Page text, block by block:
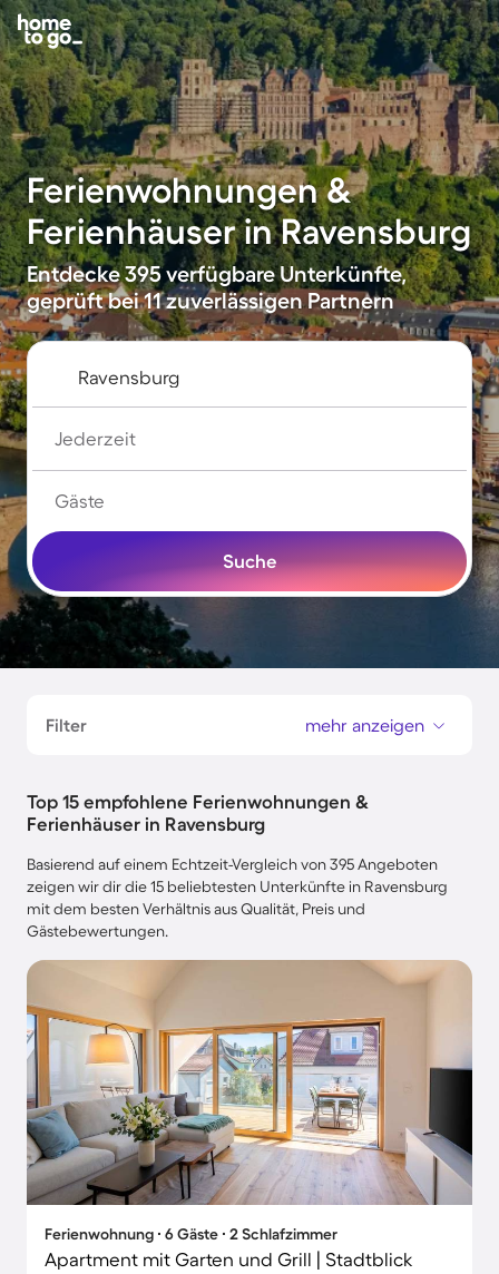
Ferienwohnungen &
Ferienhäuser in Ravensburg
Entdecke 395 verfügbare Unterkünfte,
geprüft bei 11 zuverlässigen Partnern
Jederzeit
Gäste
Suche
Filter mehr anzeigen
Top 15 empfohlene Ferienwohnungen &
Ferienhäuser in Ravensburg
Basierend auf einem Echtzeit-Vergleich von 395 Angeboten
zeigen wir dir die 15 beliebtesten Unterkünfte in Ravensburg
mit dem besten Verhältnis aus Qualität, Preis und
Gästebewertungen.
Ferienwohnung ∙ 6 Gäste ∙ 2 Schlafzimmer
Apartment mit Garten und Grill | Stadtblick